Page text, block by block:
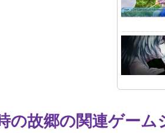
の故郷の関連ゲーム